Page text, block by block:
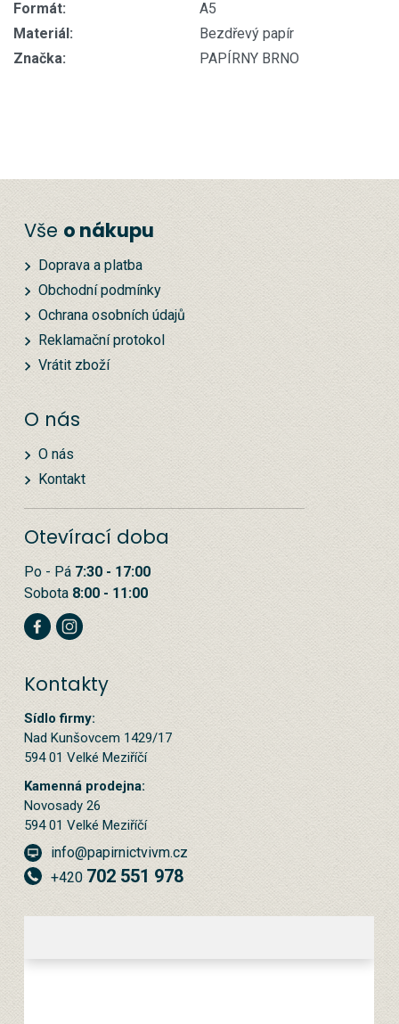
Formát:
A5
Materiál:
Bezdřevý papír
Značka:
PAPÍRNY BRNO
Vše o nákupu
Doprava a platba
Obchodní podmínky
Ochrana osobních údajů
Reklamační protokol
Vrátit zboží
O nás
O nás
Kontakt
Otevírací doba
Po - Pá 7:30 - 17:00
Sobota 8:00 - 11:00
Kontakty
Sídlo firmy:
Nad Kunšovcem 1429/17
594 01 Velké Meziříčí
Kamenná prodejna:
Novosady 26
594 01 Velké Meziříčí
info@papirnictvivm.cz
+420 702 551 978